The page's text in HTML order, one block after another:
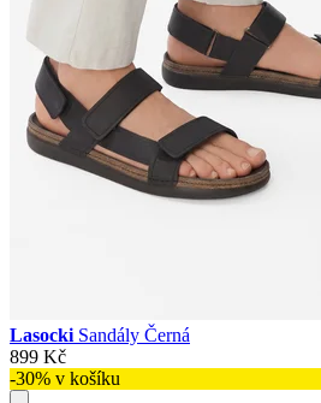
Lasocki Sandály Černá
899 Kč
-30% v košíku